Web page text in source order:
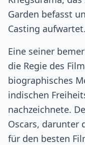
Garden befasst
Casting aufwartet.
Eine seiner
die Regie des
biographisches
indischen
nachzeichnete.
Oscars, darunter
für den besten